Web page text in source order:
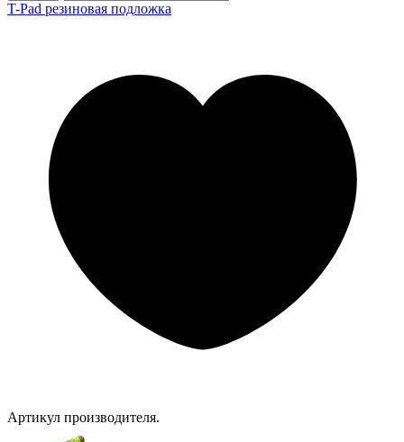
T-Pad резиновая подложка
Артикул производителя.